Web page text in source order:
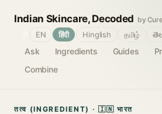
Indian Skincare, Decoded by
Ask Ingredients Guides
Combine
EN हिंदी Hinglish தமிழ்
तत्व (INGREDIENT) · 🇮🇳 भारत